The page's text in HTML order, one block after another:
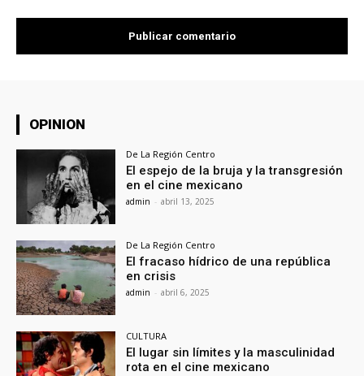
OPINION
De La Región Centro
El espejo de la bruja y la transgresión
en el cine mexicano
admin - abril 13, 2025
De La Región Centro
El fracaso hídrico de una república
en crisis
admin - abril 6, 2025
CULTURA
El lugar sin límites y la masculinidad
rota en el cine mexicano